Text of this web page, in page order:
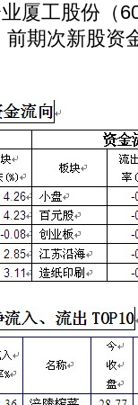
厦工股份（
前期次新股资